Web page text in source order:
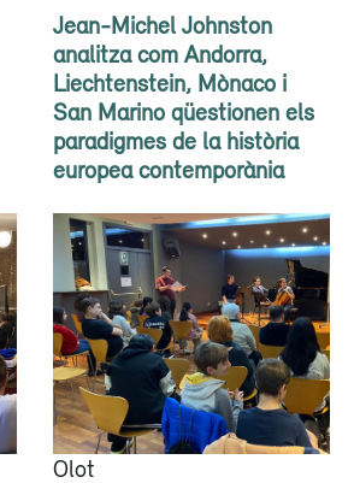
Jean-Michel Johnston
analitza com Andorra,
Liechtenstein, Mònaco i
San Marino qüestionen els
paradigmes de la història
europea contemporània
Olot